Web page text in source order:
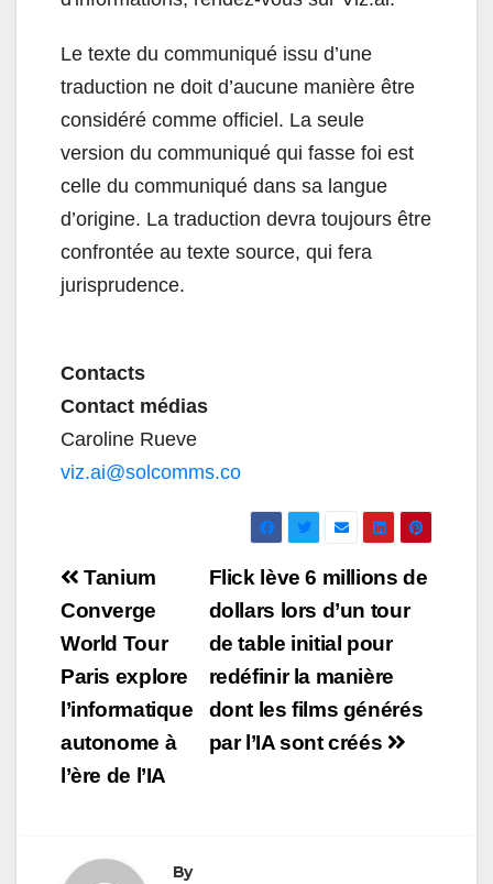
Le texte du communiqué issu d’une
traduction ne doit d’aucune manière être
considéré comme officiel. La seule
version du communiqué qui fasse foi est
celle du communiqué dans sa langue
d’origine. La traduction devra toujours être
confrontée au texte source, qui fera
jurisprudence.
Contacts
Contact médias
Caroline Rueve
viz.ai@solcomms.co
Navigation
de
l’article
Flick lève 6 millions de
dollars lors d’un tour
de table initial pour
redéfinir la manière
dont les films générés
par l’IA sont créés
Tanium
Converge
World Tour
Paris explore
l’informatique
autonome à
l’ère de l’IA
By